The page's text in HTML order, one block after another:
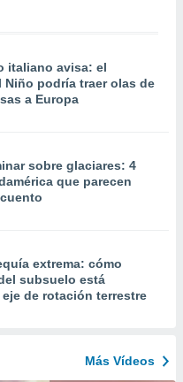
italiano avisa: el
Niño podría traer olas de
a Europa
sobre glaciares: 4
que parecen
extrema: cómo
subsuelo está
de rotación terrestre
Más Vídeos